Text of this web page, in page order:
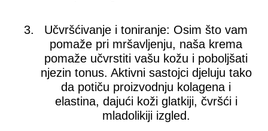
Učvršćivanje i toniranje: Osim što vam
pomaže pri mršavljenju, naša krema
pomaže učvrstiti vašu kožu i poboljšati
njezin tonus. Aktivni sastojci djeluju tako
da potiču proizvodnju kolagena i
elastina, dajući koži glatkiji, čvršći i
mladolikiji izgled.